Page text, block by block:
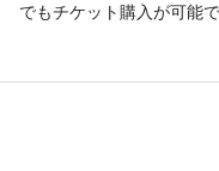
でもチケット購入が可能で